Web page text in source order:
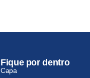
Fique por dentro
Capa